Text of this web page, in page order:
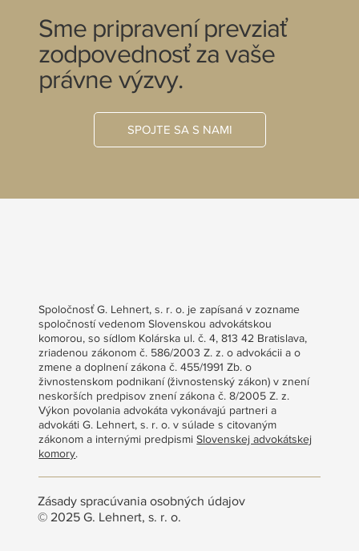
Sme pripravení prevziať
zodpovednosť za vaše
právne výzvy.
SPOJTE SA S NAMI
Spoločnosť G. Lehnert, s. r. o. je zapísaná v zozname
spoločností vedenom Slovenskou advokátskou
komorou, so sídlom Kolárska ul. č. 4, 813 42 Bratislava,
zriadenou zákonom č. 586/2003 Z. z. o advokácii a o
zmene a doplnení zákona č. 455/1991 Zb. o
živnostenskom podnikaní (živnostenský zákon) v znení
neskorších predpisov znení zákona č. 8/2005 Z. z.
Výkon povolania advokáta vykonávajú partneri a
advokáti G. Lehnert, s. r. o. v súlade s citovaným
zákonom a internými predpismiSlovenskej advokátskej
komory.
Zásady spracúvania osobných údajov
© 2025 G. Lehnert, s. r. o.